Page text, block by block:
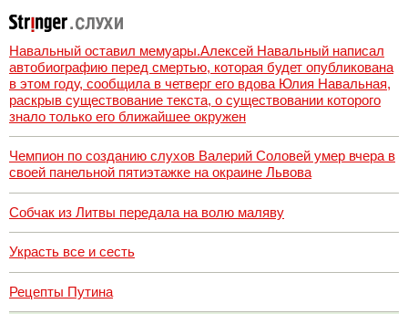
Навальный оставил мемуары.Алексей Навальный написал
автобиографию перед смертью, которая будет опубликована
в этом году, сообщила в четверг его вдова Юлия Навальная,
раскрыв существование текста, о существовании которого
знало только его ближайшее окружен
Чемпион по созданию слухов Валерий Соловей умер вчера в
своей панельной пятиэтажке на окраине Львова
Собчак из Литвы передала на волю маляву
Украсть все и сесть
Рецепты Путина